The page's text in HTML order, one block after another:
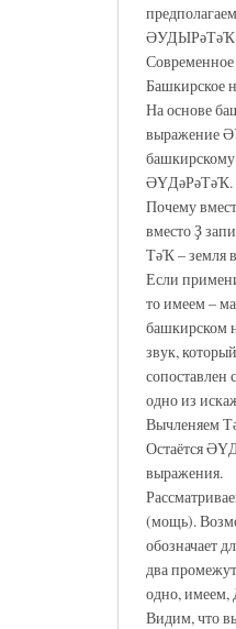
Башкирское
На основе
выражение
ӘҮДәРәТәҠ.
Почему
вместо Ҙ
ТәҠ – земля
Если
то имеем –
башкирском
звук,
сопоставлен
одно из
Вычленяем
Остаётся
выражения.
(мощь).
обозначает
два
одно, имеем,
Видим, что